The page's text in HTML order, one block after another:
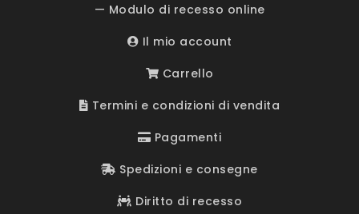
— Modulo di recesso online
Il mio account
Carrello
Termini e condizioni di vendita
Pagamenti
Spedizioni e consegne
Diritto di recesso